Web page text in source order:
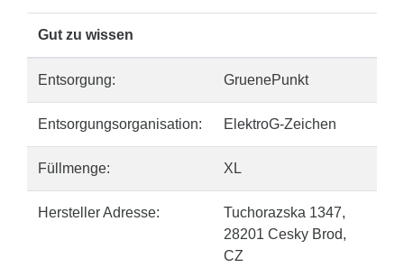
Gut zu wissen
Entsorgung: GruenePunkt
Entsorgungsorganisation: ElektroG-Zeichen
Füllmenge: XL
Hersteller Adresse:
Tuchorazska 1347,
28201 Cesky Brod,
CZ